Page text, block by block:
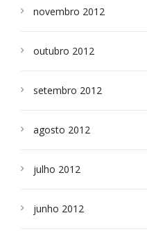
novembro 2012
outubro 2012
setembro 2012
agosto 2012
julho 2012
junho 2012